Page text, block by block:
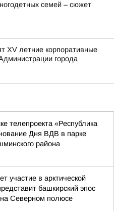
семей – сюжет
XV летние корпоративные
города
телепроекта «Республика
Дня ВДВ в парке
района
участие в арктической
башкирский эпос
Северном полюсе